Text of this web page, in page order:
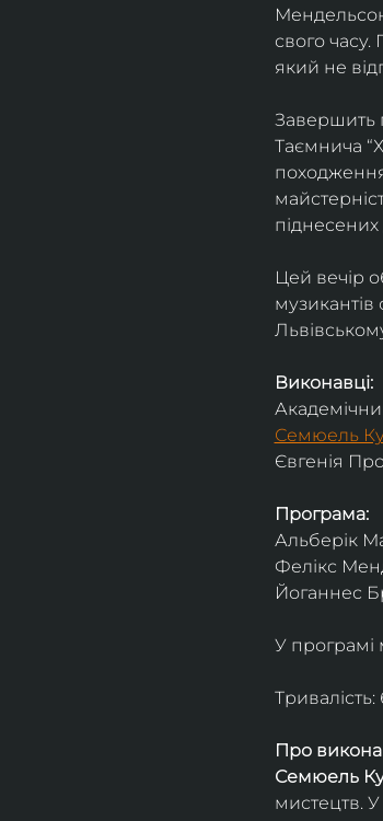
свого
який не
Завершить
Таємнича
піднесених
Цей вечір
Виконавці:
Семюель
Євгенія
Програма:
Альберік
Фелікс
Йоганнес
У програмі
Про
Семюель
мистецтв.